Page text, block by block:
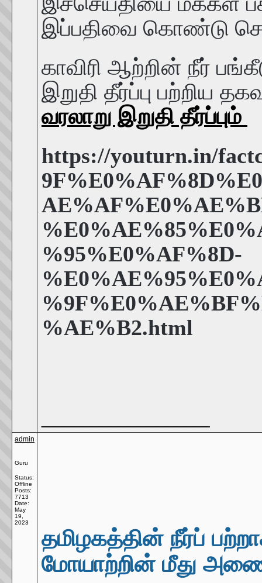
இப்பதிவை கொண்டு
காவிரி ஆற்றின் நீர்
இறுதி தீர்ப்பு பற்றிய
வரலாறு இறுதி தீர்ப்பும்
https://youturn.in/
%95%E0%AF%8D-
%AE%B2.html
admin
Guru
Status:
Offline
Posts:
7713
Date:
May
19,
2023
தமிழகத்தின் நீர்ப்
மோயாற்றின் மீது